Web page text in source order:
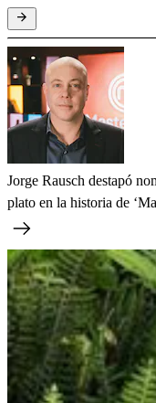
Jorge Rausch destapó
plato en la historia de